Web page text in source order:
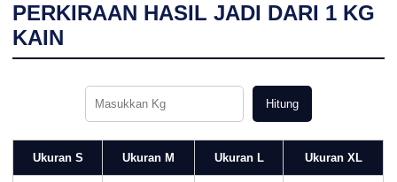
PERKIRAAN HASIL JADI DARI 1 KG
KAIN
Hitung
Ukuran S Ukuran M Ukuran L Ukuran XL